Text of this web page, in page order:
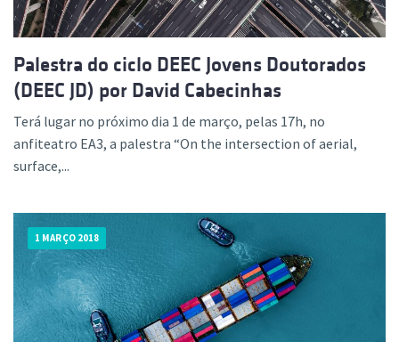
Palestra do ciclo DEEC Jovens Doutorados
(DEEC JD) por David Cabecinhas
Terá lugar no próximo dia 1 de março, pelas 17h, no
anfiteatro EA3, a palestra “On the intersection of aerial,
surface,...
1 MARÇO 2018